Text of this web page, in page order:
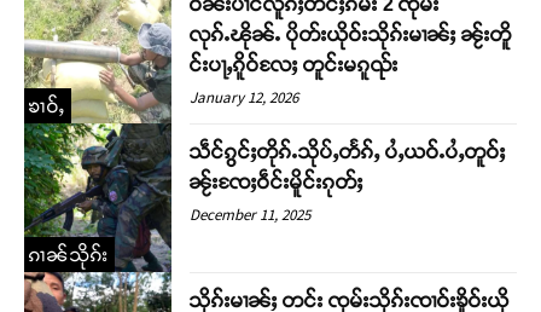
ၶၢဝ်ႇ
ဝၼ်းပၢင်လိူၵ်ႈတင်ႈၵမ်း 2 ၸုမ်း
လုၵ်ႉၽိုၼ်ႉ ပိုတ်းယိုဝ်းသိုၵ်းမၢၼ်ႈ ၼႂ်းတိူ
င်းပႃႇၵိူဝ်လႄႈ တူင်းမၵူၺ်း
January 12, 2026
ၵၢၼ်သိုၵ်း
သဵင်ၵွင်ႈတိုၵ်ႉသိုပ်ႇတႅၵ်ႇ ပႆႇယဝ်ႉပႆႇတူဝ်ႈ
ၼႂ်းၸႄႈဝဵင်းမိူင်းၵုတ်ႈ
December 11, 2025
သိုၵ်းမၢၼ်ႈ တင်း ၸုမ်းသိုၵ်းၸၢဝ်းၶိူဝ်းယို